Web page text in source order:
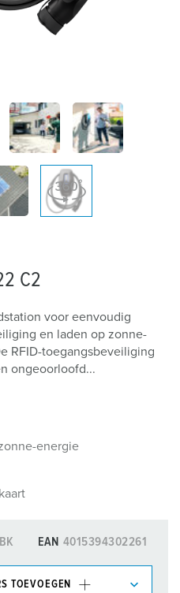
C2
voor eenvoudig
en laden op zonne-
RFID-toegangsbeveiliging
ongeoorloofd...
energie
EAN 4015394302261
TOEVOEGEN